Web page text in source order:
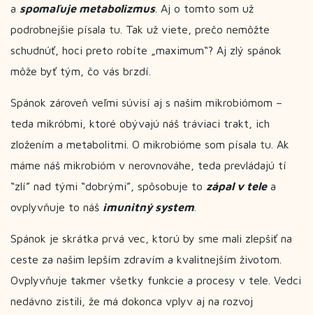
a spomaľuje metabolizmus. Aj o tomto som už
podrobnejšie písala tu . Tak už viete, prečo nemôžte
schudnúť, hoci preto robíte „maximum“? Aj zlý spánok
môže byť tým, čo vás brzdí.
Spánok zároveň veľmi súvisí aj s našim mikrobiómom –
teda mikróbmi, ktoré obývajú náš tráviaci trakt, ich
zložením a metabolitmi. O mikrobióme som písala tu . Ak
máme náš mikrobióm v nerovnováhe, teda prevládajú tí
“zlí” nad tými “dobrými”, spôsobuje to zápal v telea
ovplyvňuje to náš imunitný system
Spánok je skrátka prvá vec, ktorú by sme mali zlepšiť na
ceste za našim lepším zdravím a kvalitnejším životom.
Ovplyvňuje takmer všetky funkcie a procesy v tele. Vedci
nedávno zistili, že má dokonca vplyv aj na rozvoj